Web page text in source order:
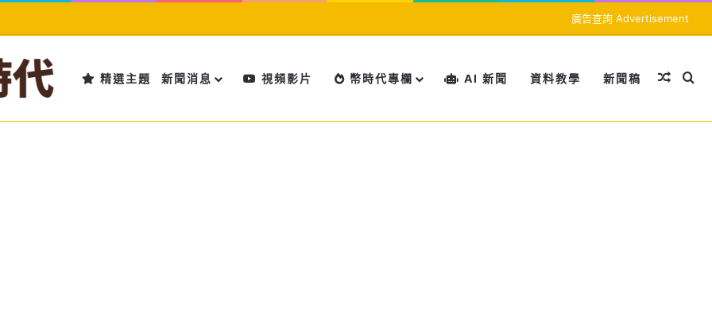
廣告查詢 Advertisement
精選主題 新聞消息 視頻影片 幣時代專欄 AI 新聞 資料教學 新聞稿 隨機文
搜